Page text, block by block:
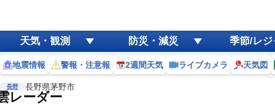
天気・観測 防災・減災 季節/レジ
地震情報 警報・注意報 2週間天気 ライブカメラ 天気図
長野 長野県茅野市
レーダー
予
黄砂
天気